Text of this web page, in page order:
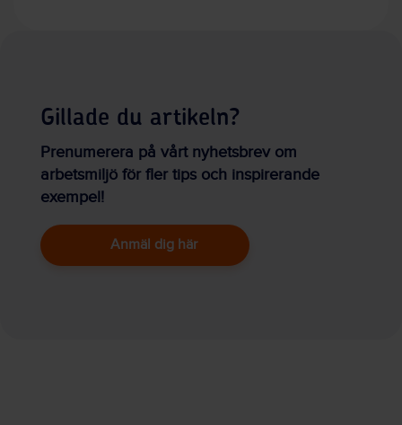
Gillade du artikeln?
Prenumerera på vårt nyhetsbrev om
arbetsmiljö för fler tips och inspirerande
exempel!
Anmäl dig här